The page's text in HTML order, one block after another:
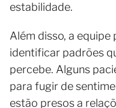
estabilidade.
Além disso, a
identificar padrões
percebe. Alguns
para fugir de
estão presos a